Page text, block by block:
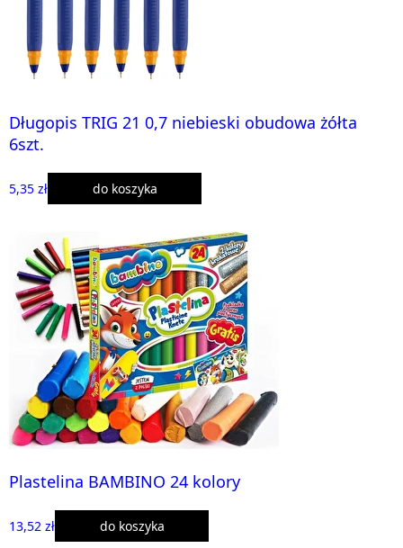
Długopis TRIG 21 0,7 niebieski obudowa żółta
6szt.
5,35 zł do koszyka
Plastelina BAMBINO 24 kolory
13,52 zł do koszyka